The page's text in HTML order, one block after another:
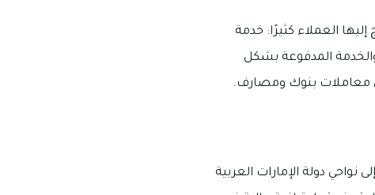
العملاء كثيرًا: خدمة
والخدمة المدفوعة بشكل
معاملات بنوك ومصارف.
دولة الإمارات العربية